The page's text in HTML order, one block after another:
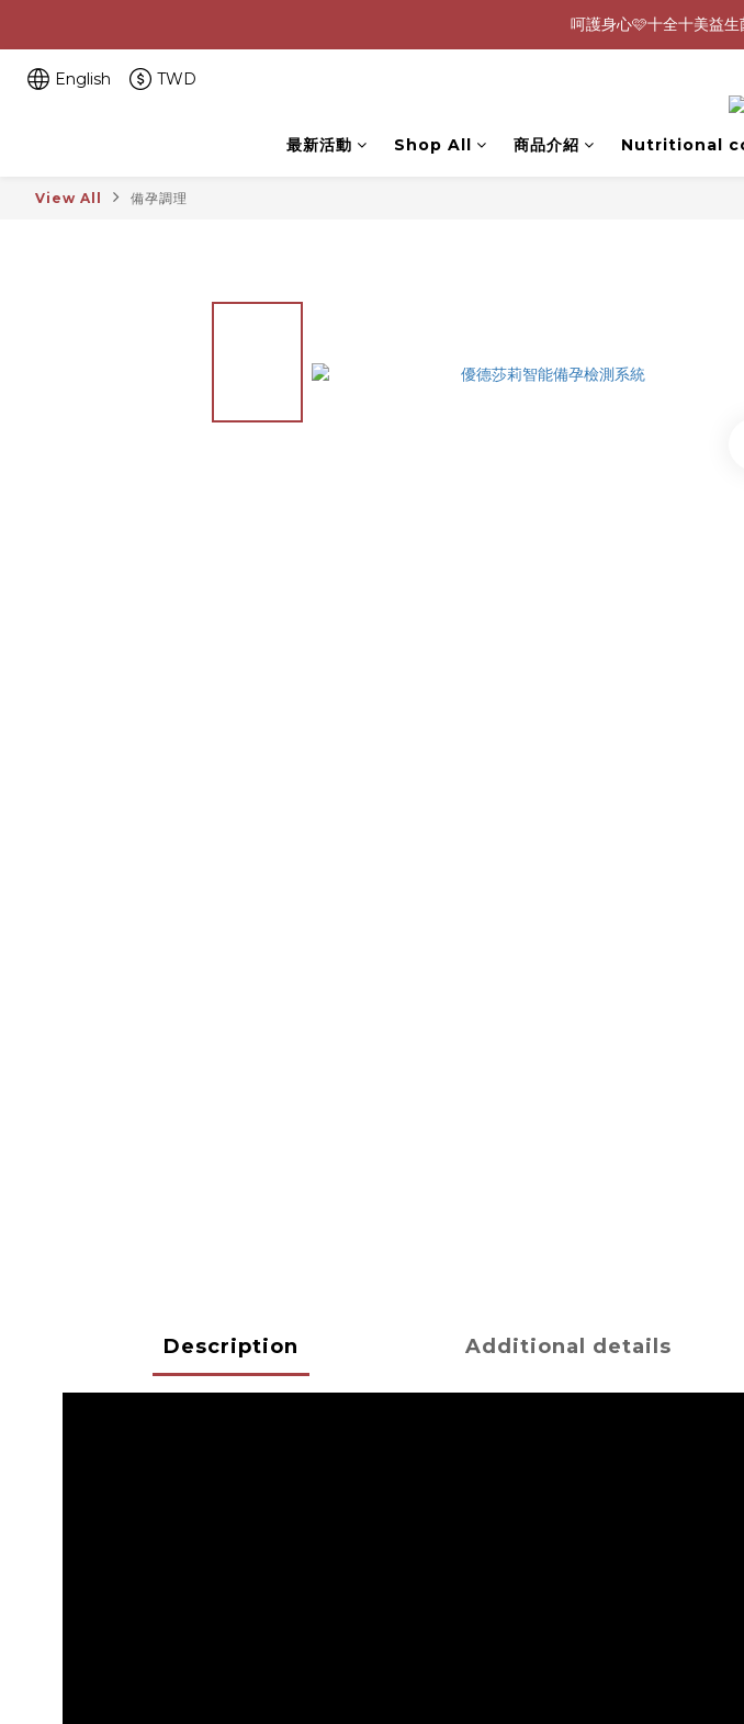
0805-0808指定商品
生理期救星！暖宮
English TWD
最新活動 Shop All 商品介紹 Nutritional
View All 備孕調理
Description Additional details